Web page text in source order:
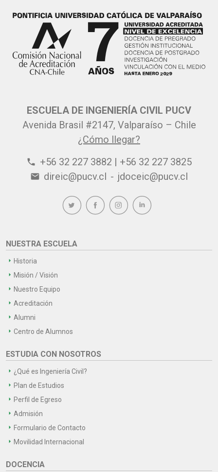
ESCUELA DE INGENIERÍA CIVIL PUCV
Avenida Brasil #2147, Valparaíso – Chile
¿Cómo llegar?
phone +56 32 227 3882 | +56 32 227 3825
email direic@pucv.cl - jdoceic@pucv.cl
NUESTRA ESCUELA
Historia
Misión / Visión
Nuestro Equipo
Acreditación
Alumni
Centro de Alumnos
ESTUDIA CON NOSOTROS
¿Qué es Ingeniería Civil?
Plan de Estudios
Perfil de Egreso
Admisión
Formulario de Contacto
Movilidad Internacional
DOCENCIA